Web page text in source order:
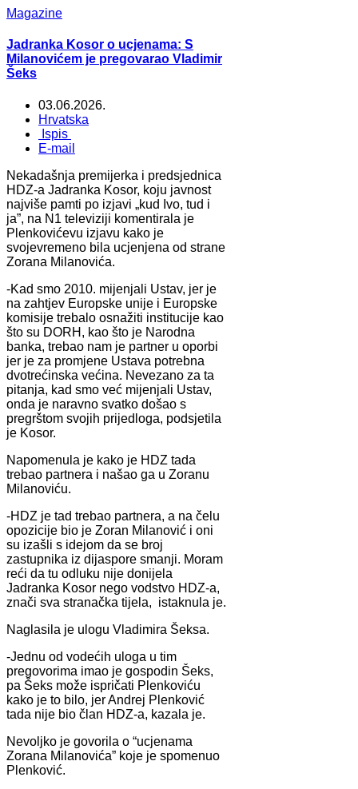
Magazine
Jadranka Kosor o ucjenama: S
Milanovićem je pregovarao Vladimir
Šeks
03.06.2026.
Hrvatska
Ispis
E-mail
Nekadašnja premijerka i predsjednica
HDZ-a Jadranka Kosor, koju javnost
najviše pamti po izjavi „kud Ivo, tud i
ja”, na N1 televiziji komentirala je
Plenkovićevu izjavu kako je
svojevremeno bila ucjenjena od strane
Zorana Milanovića.
-Kad smo 2010. mijenjali Ustav, jer je
na zahtjev Europske unije i Europske
komisije trebalo osnažiti institucije kao
što su DORH, kao što je Narodna
banka, trebao nam je partner u oporbi
jer je za promjene Ustava potrebna
dvotrećinska većina. Nevezano za ta
pitanja, kad smo već mijenjali Ustav,
onda je naravno svatko došao s
pregrštom svojih prijedloga, podsjetila
je Kosor.
Napomenula je kako je HDZ tada
trebao partnera i našao ga u Zoranu
Milanoviću.
-HDZ je tad trebao partnera, a na čelu
opozicije bio je Zoran Milanović i oni
su izašli s idejom da se broj
zastupnika iz dijaspore smanji. Moram
reći da tu odluku nije donijela
Jadranka Kosor nego vodstvo HDZ-a,
znači sva stranačka tijela, istaknula je.
Naglasila je ulogu Vladimira Šeksa.
-Jednu od vodećih uloga u tim
pregovorima imao je gospodin Šeks,
pa Šeks može ispričati Plenkoviću
kako je to bilo, jer Andrej Plenković
tada nije bio član HDZ-a, kazala je.
Nevoljko je govorila o “ucjenama
Zorana Milanovića” koje je spomenuo
Plenković.